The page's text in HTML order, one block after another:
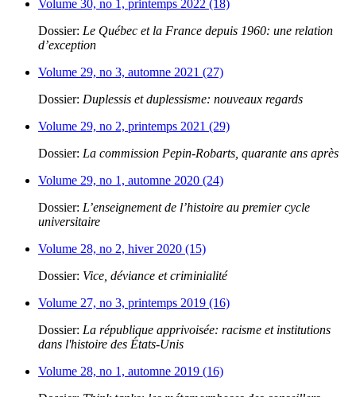
Volume 30, no 1, printemps 2022 (18)
Dossier: Le Québec et la France depuis 1960: une relation
d’exception
Volume 29, no 3, automne 2021 (27)
Dossier: Duplessis et duplessisme: nouveaux regards
Volume 29, no 2, printemps 2021 (29)
Dossier: La commission Pepin-Robarts, quarante ans après
Volume 29, no 1, automne 2020 (24)
Dossier: L’enseignement de l’histoire au premier cycle
universitaire
Volume 28, no 2, hiver 2020 (15)
Dossier: Vice, déviance et criminialité
Volume 27, no 3, printemps 2019 (16)
Dossier: La république apprivoisée: racisme et institutions
dans l'histoire des États-Unis
Volume 28, no 1, automne 2019 (16)